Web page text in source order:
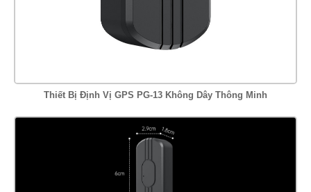
Thiết Bị Định Vị GPS PG-13 Không Dây Thông Minh